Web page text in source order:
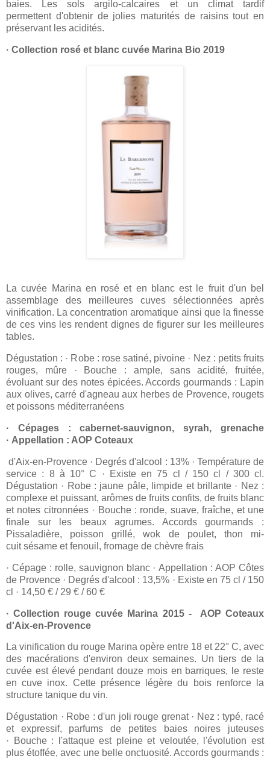
baies. Les sols argilo-calcaires et un climat tardif
permettent d'obtenir de jolies maturités de raisins tout en
préservant les acidités.
· Collection rosé et blanc cuvée Marina Bio 2019
La cuvée Marina en rosé et en blanc est le fruit d'un bel
assemblage des meilleures cuves sélectionnées après
vinification. La concentration aromatique ainsi que la finesse
de ces vins les rendent dignes de figurer sur les meilleures
tables.
Dégustation : · Robe : rose satiné, pivoine · Nez : petits fruits
rouges, mûre · Bouche : ample, sans acidité, fruitée,
évoluant sur des notes épicées. Accords gourmands : Lapin
aux olives, carré d'agneau aux herbes de Provence, rougets
et poissons méditerranéens
· Cépages : cabernet-sauvignon, syrah, grenache
· Appellation : AOP Coteaux
d'Aix-en-Provence · Degrés d'alcool : 13% · Température de
service : 8 à 10° C · Existe en 75 cl / 150 cl / 300 cl.
Dégustation · Robe : jaune pâle, limpide et brillante · Nez :
complexe et puissant, arômes de fruits confits, de fruits blanc
et notes citronnées · Bouche : ronde, suave, fraîche, et une
finale sur les beaux agrumes. Accords gourmands :
Pissaladière, poisson grillé, wok de poulet, thon mi-
cuit sésame et fenouil, fromage de chèvre frais
· Cépage : rolle, sauvignon blanc · Appellation : AOP Côtes
de Provence · Degrés d'alcool : 13,5% · Existe en 75 cl / 150
cl · 14,50 € / 29 € / 60 €
· Collection rouge cuvée Marina 2015 - AOP Coteaux
d'Aix-en-Provence
La vinification du rouge Marina opère entre 18 et 22° C, avec
des macérations d'environ deux semaines. Un tiers de la
cuvée est élevé pendant douze mois en barriques, le reste
en cuve inox. Cette présence légère du bois renforce la
structure tanique du vin.
Dégustation · Robe : d'un joli rouge grenat · Nez : typé, racé
et expressif, parfums de petites baies noires juteuses
· Bouche : l'attaque est pleine et veloutée, l'évolution est
plus étoffée, avec une belle onctuosité. Accords gourmands :